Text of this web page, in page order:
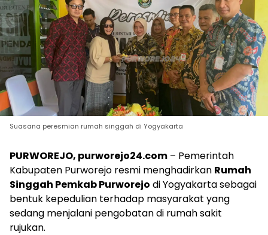
Suasana peresmian rumah singgah di Yogyakarta
PURWOREJO, purworejo24.com – Pemerintah
Kabupaten Purworejo resmi menghadirkan Rumah
Singgah Pemkab Purworejo di Yogyakarta sebagai
bentuk kepedulian terhadap masyarakat yang
sedang menjalani pengobatan di rumah sakit
rujukan.